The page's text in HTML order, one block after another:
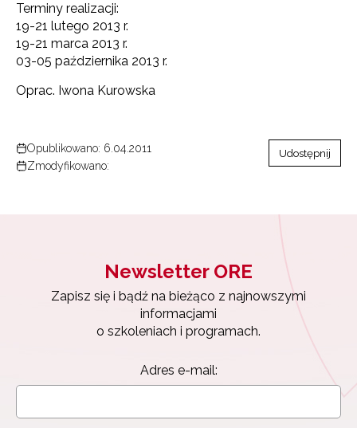
Terminy realizacji:
19-21 lutego 2013 r.
19-21 marca 2013 r.
03-05 października 2013 r.
Oprac. Iwona Kurowska
Opublikowano: 6.04.2011
Zmodyfikowano:
Udostępnij
Newsletter ORE
Zapisz się i bądź na bieżąco z najnowszymi
informacjami
o szkoleniach i programach.
Adres e-mail: